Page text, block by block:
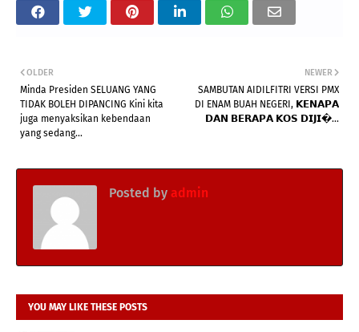
NEWER
SAMBUTAN AIDILFITRI VERSI PMX
DI ENAM BUAH NEGERI, 𝗞𝗘𝗡𝗔𝗣𝗔
𝗗𝗔𝗡 𝗕𝗘𝗥𝗔𝗣𝗔 𝗞𝗢𝗦 𝗗𝗜𝗝𝗜�...
OLDER
Minda Presiden SELUANG YANG
TIDAK BOLEH DIPANCING Kini kita
juga menyaksikan kebendaan
yang sedang...
Posted by admin
YOU MAY LIKE THESE POSTS